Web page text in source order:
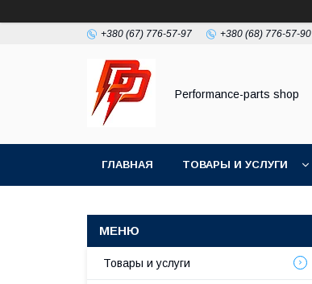
+380 (67) 776-57-97 +380 (68) 776-57-90
Performance-parts shop
ГЛАВНАЯ ТОВАРЫ И УСЛУГИ
Товары и услуги